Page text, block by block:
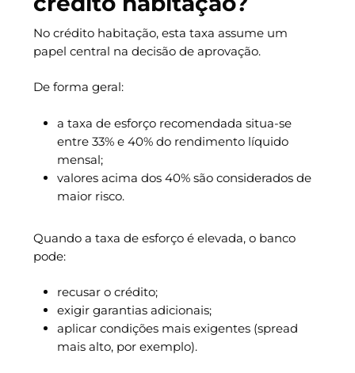
No crédito habitação, esta taxa assume um
papel central na decisão de aprovação.
De forma geral:
a taxa de esforço recomendada situa-se
entre 33% e 40% do rendimento líquido
mensal;
valores acima dos 40% são considerados de
maior risco.
Quando a taxa de esforço é elevada, o banco
pode:
recusar o crédito;
exigir garantias adicionais;
aplicar condições mais exigentes (spread
mais alto, por exemplo).